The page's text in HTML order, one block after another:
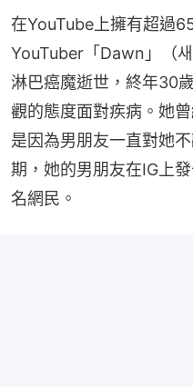
在YouTube上擁有超過
YouTuber「Dawn」（
淋巴癌魔逝世，終年30
觀的態度面對疾病。她
是因為男朋友一直對她
期，她的男朋友在IG上
名網民。